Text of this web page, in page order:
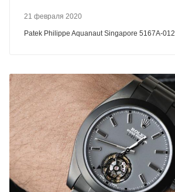
21 февраля 2020
Patek Philippe Aquanaut Singapore 5167A-012